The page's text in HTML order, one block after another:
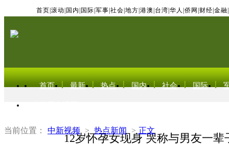
首页 滚动 国内 国际 军事 社会 地方 港澳 台湾 华人 侨网 财经 金融
首页 最新 热点 国内 社会 国际
当前位置： 中新视频 > 热点新闻 > 正文
12岁怀孕女现身 哭称与男友一辈